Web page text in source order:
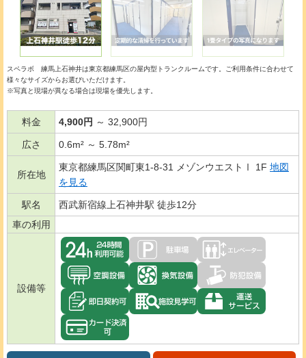
スペラボ 練馬上石神井は東京都練馬区の屋内型トランクルームです。ご利用条件に合わせて
様々なサイズからお選びいただけます。
※写真と現場が異なる場合は現場を優先します。
料金 4,900円 ～ 32,900円
広さ 0.6m² ～ 5.78m²
所在地
東京都練馬区関町東1-8-31 メゾンウエストⅠ 1F 地図
を見る
駅名
西武新宿線上石神井駅 徒歩12分
車の利用
設備等